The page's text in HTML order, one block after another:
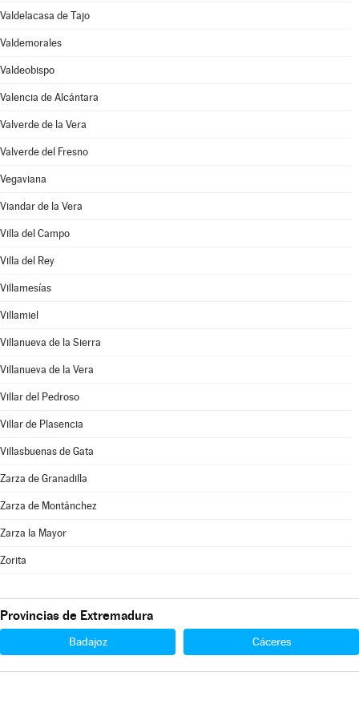
Valdelacasa de Tajo
Valdemorales
Valdeobispo
Valencia de Alcántara
Valverde de la Vera
Valverde del Fresno
Vegaviana
Viandar de la Vera
Villa del Campo
Villa del Rey
Villamesías
Villamiel
Villanueva de la Sierra
Villanueva de la Vera
Villar del Pedroso
Villar de Plasencia
Villasbuenas de Gata
Zarza de Granadilla
Zarza de Montánchez
Zarza la Mayor
Zorita
Provincias de Extremadura
Badajoz Cáceres